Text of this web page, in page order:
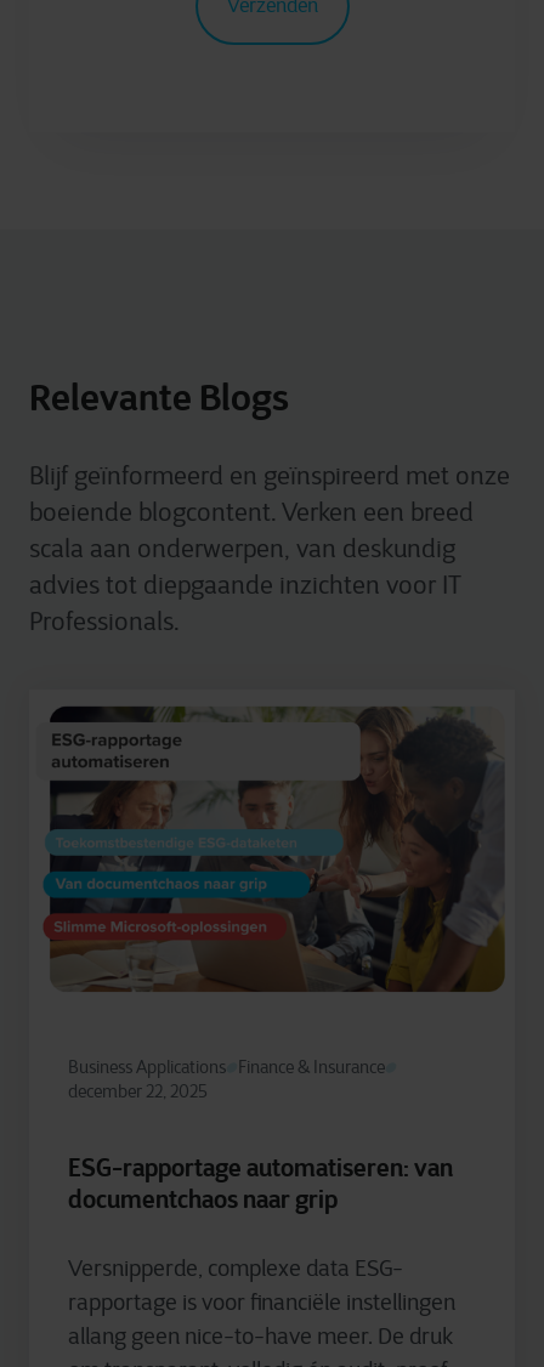
Relevante Blogs
Blijf geïnformeerd en geïnspireerd met onze
boeiende blogcontent. Verken een breed
scala aan onderwerpen, van deskundig
advies tot diepgaande inzichten voor IT
Professionals.
Business Applications
Finance & Insurance
december 22, 2025
ESG-rapportage automatiseren: van
documentchaos naar grip
Versnipperde, complexe data ESG-
rapportage is voor financiële instellingen
allang geen nice-to-have meer. De druk